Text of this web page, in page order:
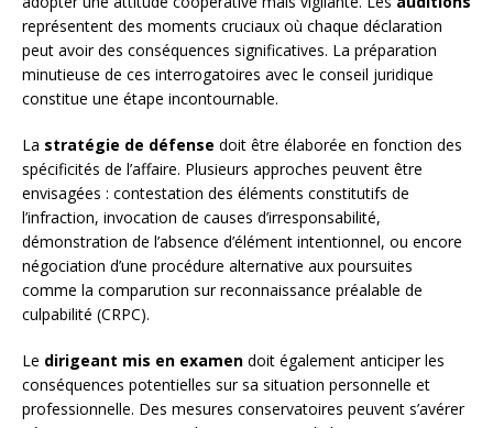
représentent des moments cruciaux où chaque déclaration
peut avoir des conséquences significatives. La préparation
minutieuse de ces interrogatoires avec le conseil juridique
constitue une étape incontournable.
La stratégie de défense doit être élaborée en fonction des
spécificités de l’affaire. Plusieurs approches peuvent être
envisagées : contestation des éléments constitutifs de
l’infraction, invocation de causes d’irresponsabilité,
démonstration de l’absence d’élément intentionnel, ou encore
négociation d’une procédure alternative aux poursuites
comme la comparution sur reconnaissance préalable de
culpabilité (CRPC).
Le dirigeant mis en examen doit également anticiper les
conséquences potentielles sur sa situation personnelle et
professionnelle. Des mesures conservatoires peuvent s’avérer